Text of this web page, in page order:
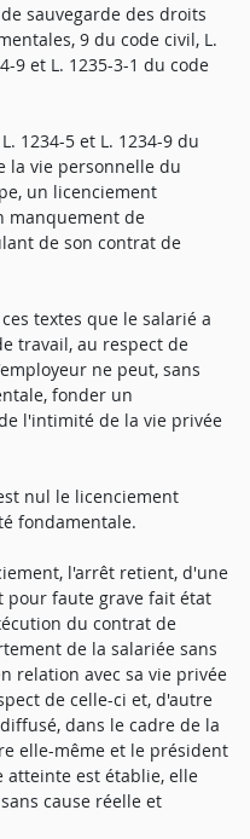
sauvegarde des droits
9 du code civil, L.
9 et L. 1235-3-1 du code
1234-5 et L. 1234-9 du
la vie personnelle du
un licenciement
manquement de
de son contrat de
textes que le salarié a
travail, au respect de
ne peut, sans
fonder un
l'intimité de la vie privée
nul le licenciement
fondamentale.
l'arrêt retient, d'une
pour faute grave fait état
du contrat de
de la salariée sans
relation avec sa vie privée
de celle-ci et, d'autre
dans le cadre de la
elle-même et le président
atteinte est établie, elle
cause réelle et